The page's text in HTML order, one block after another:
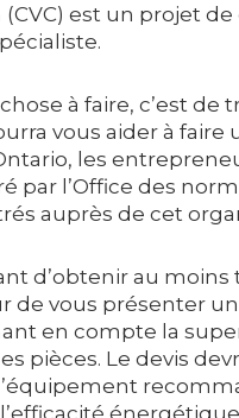
est un projet
à faire, c’est
vous aider à
les
par l’Office des
auprès de cet
d’obtenir au moins
de vous présenter
en compte la
pièces. Le devis